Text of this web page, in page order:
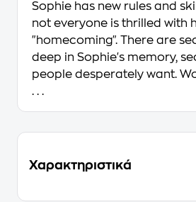
Sophie has new rules and
not everyone is thrilled with
"homecoming". There are
deep in Sophie's memory,
people desperately want.
. . .
Χαρακτηριστικά